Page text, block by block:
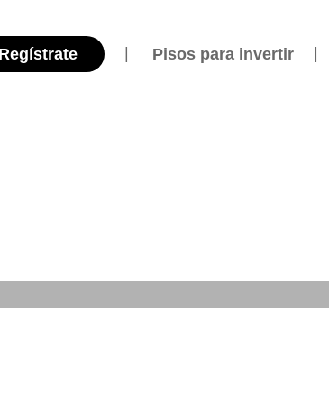
Regístrate Pisos para invertir